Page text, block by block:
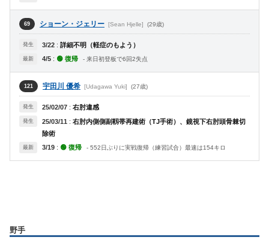
69 ショーン・ジェリー [Sean Hjelle] (29歳)
発生 3/22 : 詳細不明（軽症のもよう）
最新 4/5 : 🟢 復帰 - 来日初登板で6回2失点
121 宇田川 優希 [Udagawa Yuki] (27歳)
発生 25/02/07 : 右肘違感
発生 25/03/11 : 右肘内側側副靱帯再建術（TJ手術）、鏡視下右肘頭骨棘切
除術
最新 3/19 : 🟢 復帰 - 552日ぶりに実戦復帰（練習試合）最速は154キロ
野手